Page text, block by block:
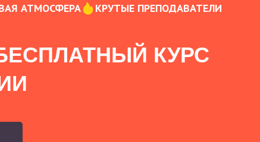
АТМОСФЕРА КРУТЫЕ ПРЕПОДАВАТЕЛИ
КУРС